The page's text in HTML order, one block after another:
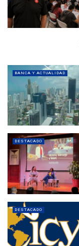
BANCA Y ACTUALIDAD
DESTACADO
DESTACADO